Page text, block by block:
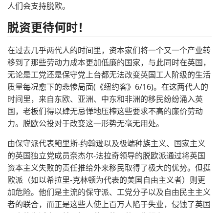
人们会支持脱欧。
脱资更待何时！
在过去几乎两代人的时间里，资本家们将一个又一个产业转
移到了那些劳动力成本更加低廉的国家，与此同时在英国，
无论是工党还是保守党上台都无法改变英国工人阶级的生活
质量每况愈下的悲惨局面(《纽约客》6/16)。在这两代人的
时间里，来自东欧、亚洲、中东和非洲的移民纷纷涌入英
国，老板们得以肆无忌惮地压榨这些要求不高的廉价劳动
力。脱欧公投对于改变这一形势无毫无用处。
由保守派代表鲍里斯-约翰逊以及极端种族主义、国家主义
的英国独立党成员奈杰尔-法拉奇领导的脱欧派通过将英国
资本主义失败的责任推给外来移民取得了极大的优势。但挺
欧派（如以希拉里-克林顿为代表的美国自由主义者）则更
加危险。他们是主流的保守派、工党分子以及自由民主主义
者的联合，而正是这些人使上百万人陷于失业，侵蚀了英国